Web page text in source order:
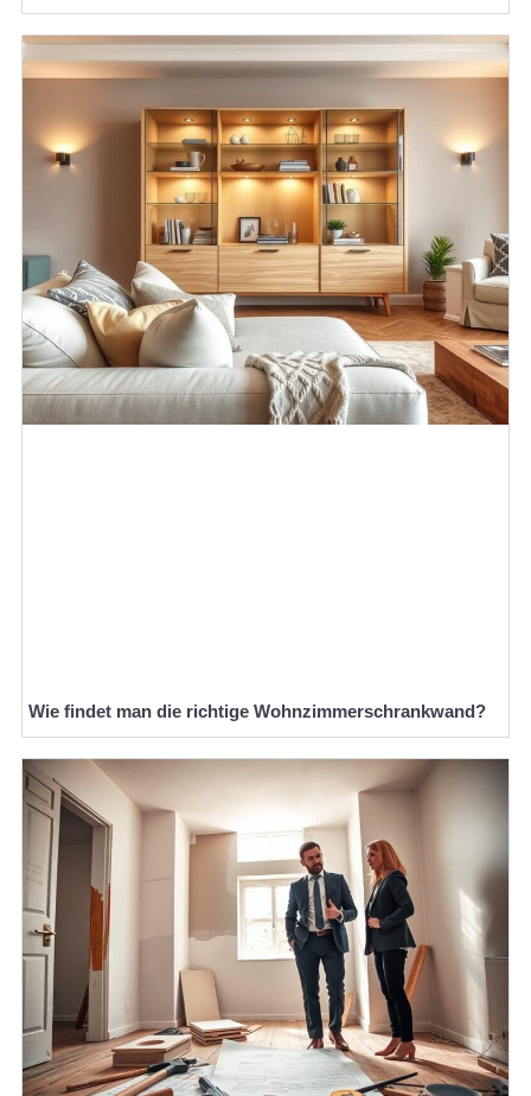
Wie findet man die richtige Wohnzimmerschrankwand?